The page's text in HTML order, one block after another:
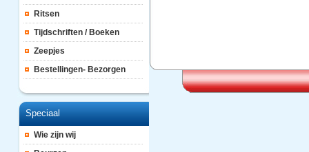
Ritsen
Tijdschriften / Boeken
Zeepjes
Bestellingen- Bezorgen
Speciaal
Wie zijn wij